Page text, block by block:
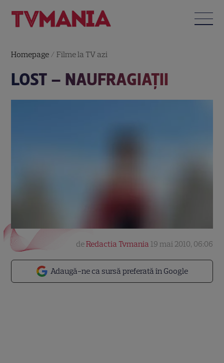
Homepage /Filme la TV azi
LOST – NAUFRAGIAŢII
Adaugă-ne ca sursă preferată în Google
deRedactia Tvmania 19 mai 2010, 06:06